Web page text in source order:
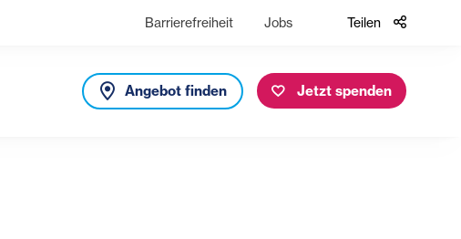
Barrierefreiheit Jobs Teilen
Angebot finden Jetzt spenden